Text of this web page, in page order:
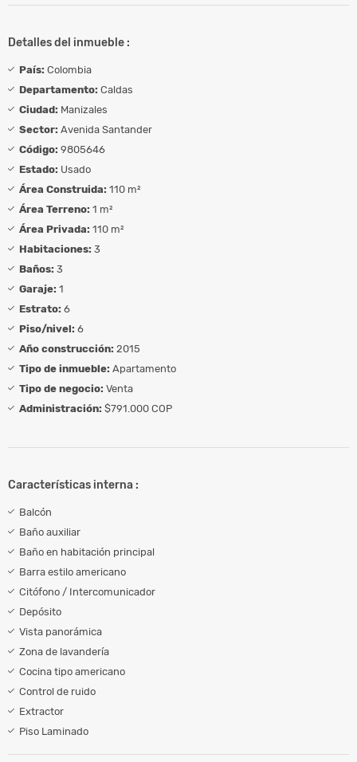
Detalles del inmueble :
País: Colombia
Departamento: Caldas
Ciudad: Manizales
Sector: Avenida Santander
Código: 9805646
Estado: Usado
Área Construida: 110 m²
Área Terreno: 1 m²
Área Privada: 110 m²
Habitaciones: 3
Baños: 3
Garaje: 1
Estrato: 6
Piso/nivel: 6
Año construcción: 2015
Tipo de inmueble: Apartamento
Tipo de negocio: Venta
Administración: $791.000 COP
Características interna :
Balcón
Baño auxiliar
Baño en habitación principal
Barra estilo americano
Citófono / Intercomunicador
Depósito
Vista panorámica
Zona de lavandería
Cocina tipo americano
Control de ruido
Extractor
Piso Laminado